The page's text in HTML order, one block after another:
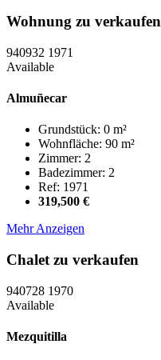
Wohnung zu verkaufen
940932 1971
Available
Almuñecar
Grundstück: 0 m²
Wohnfläche: 90 m²
Zimmer: 2
Badezimmer: 2
Ref: 1971
319,500 €
Mehr Anzeigen
Chalet zu verkaufen
940728 1970
Available
Mezquitilla